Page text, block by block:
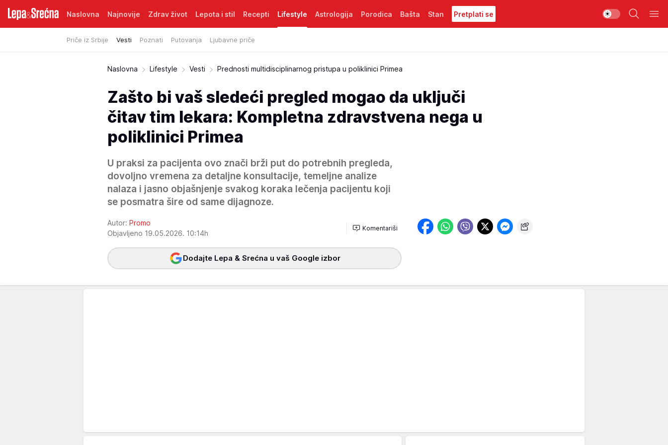
Naslovna Najnovije Zdrav život Lepota i stil Recepti Lifestyle
Priče iz Srbije Vesti Poznati Putovanja Ljubavne priče
Astrologija Porodica Bašta Stan Pretplati se
Naslovna Lifestyle Vesti Prednosti multidisciplinarnog pristupa u poliklinici Primea
Zašto bi vaš sledeći pregled mogao da uključi
čitav tim lekara: Kompletna zdravstvena nega u
poliklinici Primea
U praksi za pacijenta ovo znači brži put do potrebnih pregleda,
dovoljno vremena za detaljne konsultacije, temeljne analize
nalaza i jasno objašnjenje svakog koraka lečenja pacijentu koji
se posmatra šire od same dijagnoze.
Autor: Promo
Objavljeno 19.05.2026. 10:14h
Komentariši
Dodajte Lepa & Srećna u vaš Google izbor